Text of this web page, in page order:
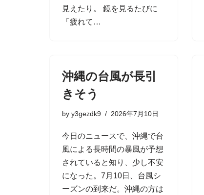
見えたり。 鏡を見るたびに
「疲れて…
沖縄の台風が長引
きそう
by y3gezdk9 2026年7月10日
今日のニュースで、沖縄で台
風による長時間の暴風が予想
されていると知り、少し不安
になった。7月10日、台風シ
ーズンの到来だ。沖縄の方は